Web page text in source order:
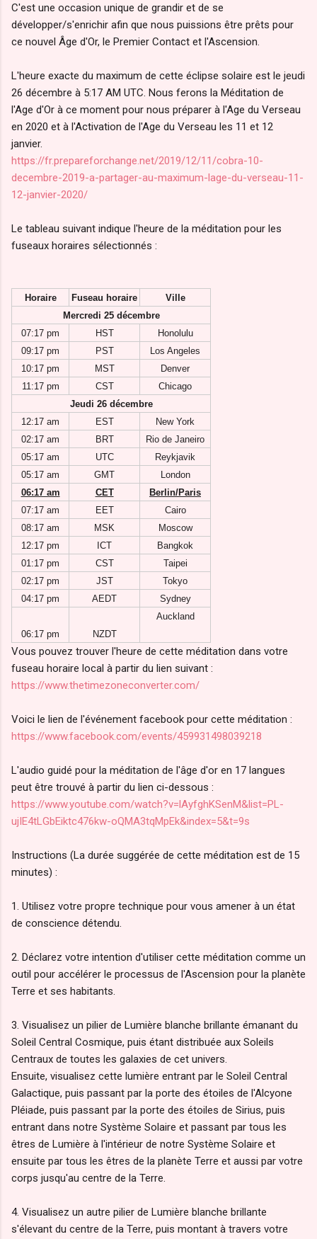
C'est une occasion unique de grandir et de se
développer/s'enrichir afin que nous puissions être prêts pour
ce nouvel Âge d'Or, le Premier Contact et l'Ascension.
L'heure exacte du maximum de cette éclipse solaire est le jeudi
26 décembre à 5:17 AM UTC. Nous ferons la Méditation de
l'Age d'Or à ce moment pour nous préparer à l'Age du Verseau
en 2020 et à l'Activation de l'Age du Verseau les 11 et 12
janvier.
https://fr.prepareforchange.net/2019/12/11/cobra-10-
decembre-2019-a-partager-au-maximum-lage-du-verseau-11-
12-janvier-2020/
Le tableau suivant indique l'heure de la méditation pour les
fuseaux horaires sélectionnés :
Horaire Fuseau horaire
Ville
Mercredi 25 décembre
07:17 pm
HST
Honolulu
09:17 pm
PST
Los Angeles
10:17 pm
MST
Denver
11:17 pm
CST
Chicago
Jeudi 26 décembre
12:17 am
EST
New York
02:17 am
BRT
Rio de Janeiro
05:17 am
UTC
Reykjavik
05:17 am
GMT
London
06:17 am
CET
Berlin/Paris
07:17 am
EET
Cairo
08:17 am
MSK
Moscow
12:17 pm
ICT
Bangkok
01:17 pm
CST
Taipei
02:17 pm
JST
Tokyo
04:17 pm
AEDT Sydney
06:17 pm NZDT
Auckland
Vous pouvez trouver l'heure de cette méditation dans votre
fuseau horaire local à partir du lien suivant :
https://www.thetimezoneconverter.com/
Voici le lien de l'événement facebook pour cette méditation :
https://www.facebook.com/events/459931498039218
L'audio guidé pour la méditation de l'âge d'or en 17 langues
peut être trouvé à partir du lien ci-dessous :
https://www.youtube.com/watch?v=lAyfghKSenM&list=PL-
ujIE4tLGbEiktc476kw-oQMA3tqMpEk&index=5&t=9s
Instructions (La durée suggérée de cette méditation est de 15
minutes) :
1. Utilisez votre propre technique pour vous amener à un état
de conscience détendu.
2. Déclarez votre intention d'utiliser cette méditation comme un
outil pour accélérer le processus de l'Ascension pour la planète
Terre et ses habitants.
3. Visualisez un pilier de Lumière blanche brillante émanant du
Soleil Central Cosmique, puis étant distribuée aux Soleils
Centraux de toutes les galaxies de cet univers.
Ensuite, visualisez cette lumière entrant par le Soleil Central
Galactique, puis passant par la porte des étoiles de l'Alcyone
Pléiade, puis passant par la porte des étoiles de Sirius, puis
entrant dans notre Système Solaire et passant par tous les
êtres de Lumière à l'intérieur de notre Système Solaire et
ensuite par tous les êtres de la planète Terre et aussi par votre
corps jusqu'au centre de la Terre.
4. Visualisez un autre pilier de Lumière blanche brillante
s'élevant du centre de la Terre, puis montant à travers votre